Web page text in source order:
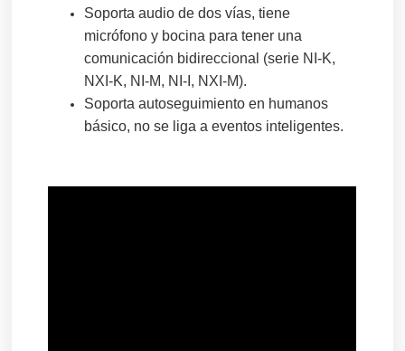
Soporta audio de dos vías, tiene
micrófono y bocina para tener una
comunicación bidireccional (serie NI-K,
NXI-K, NI-M, NI-I, NXI-M).
Soporta autoseguimiento en humanos
básico, no se liga a eventos inteligentes.